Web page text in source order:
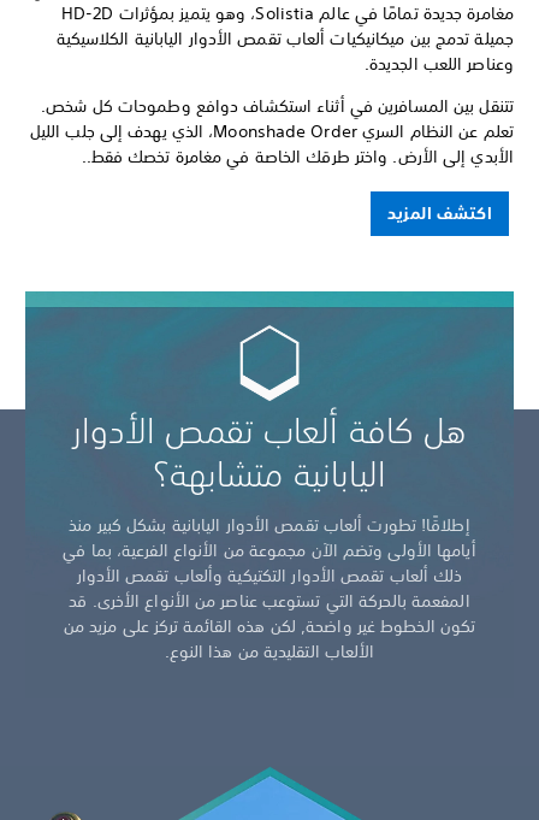
مغامرة جديدة تمامًا في عالم Solistia، وهو يتميز بمؤثرات HD-2D
جميلة تدمج بين ميكانيكيات ألعاب تقمص الأدوار اليابانية الكلاسيكية
وعناصر اللعب الجديدة.
تتنقل بين المسافرين في أثناء استكشاف دوافع وطموحات كل شخص.
تعلم عن النظام السري Moonshade Order، الذي يهدف إلى جلب الليل
الأبدي إلى الأرض. واختر طرقك الخاصة في مغامرة تخصك فقط..
اكتشف المزيد
هل كافة ألعاب تقمص الأدوار
اليابانية متشابهة؟
إطلاقًا! تطورت ألعاب تقمص الأدوار اليابانية بشكل كبير منذ
أيامها الأولى وتضم الآن مجموعة من الأنواع الفرعية، بما في
ذلك ألعاب تقمص الأدوار التكتيكية وألعاب تقمص الأدوار
المفعمة بالحركة التي تستوعب عناصر من الأنواع الأخرى. قد
تكون الخطوط غير واضحة, لكن هذه القائمة تركز على مزيد من
الألعاب التقليدية من هذا النوع.